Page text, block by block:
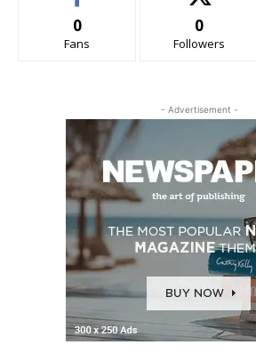
0
Fans
0
Followers
- Advertisement -